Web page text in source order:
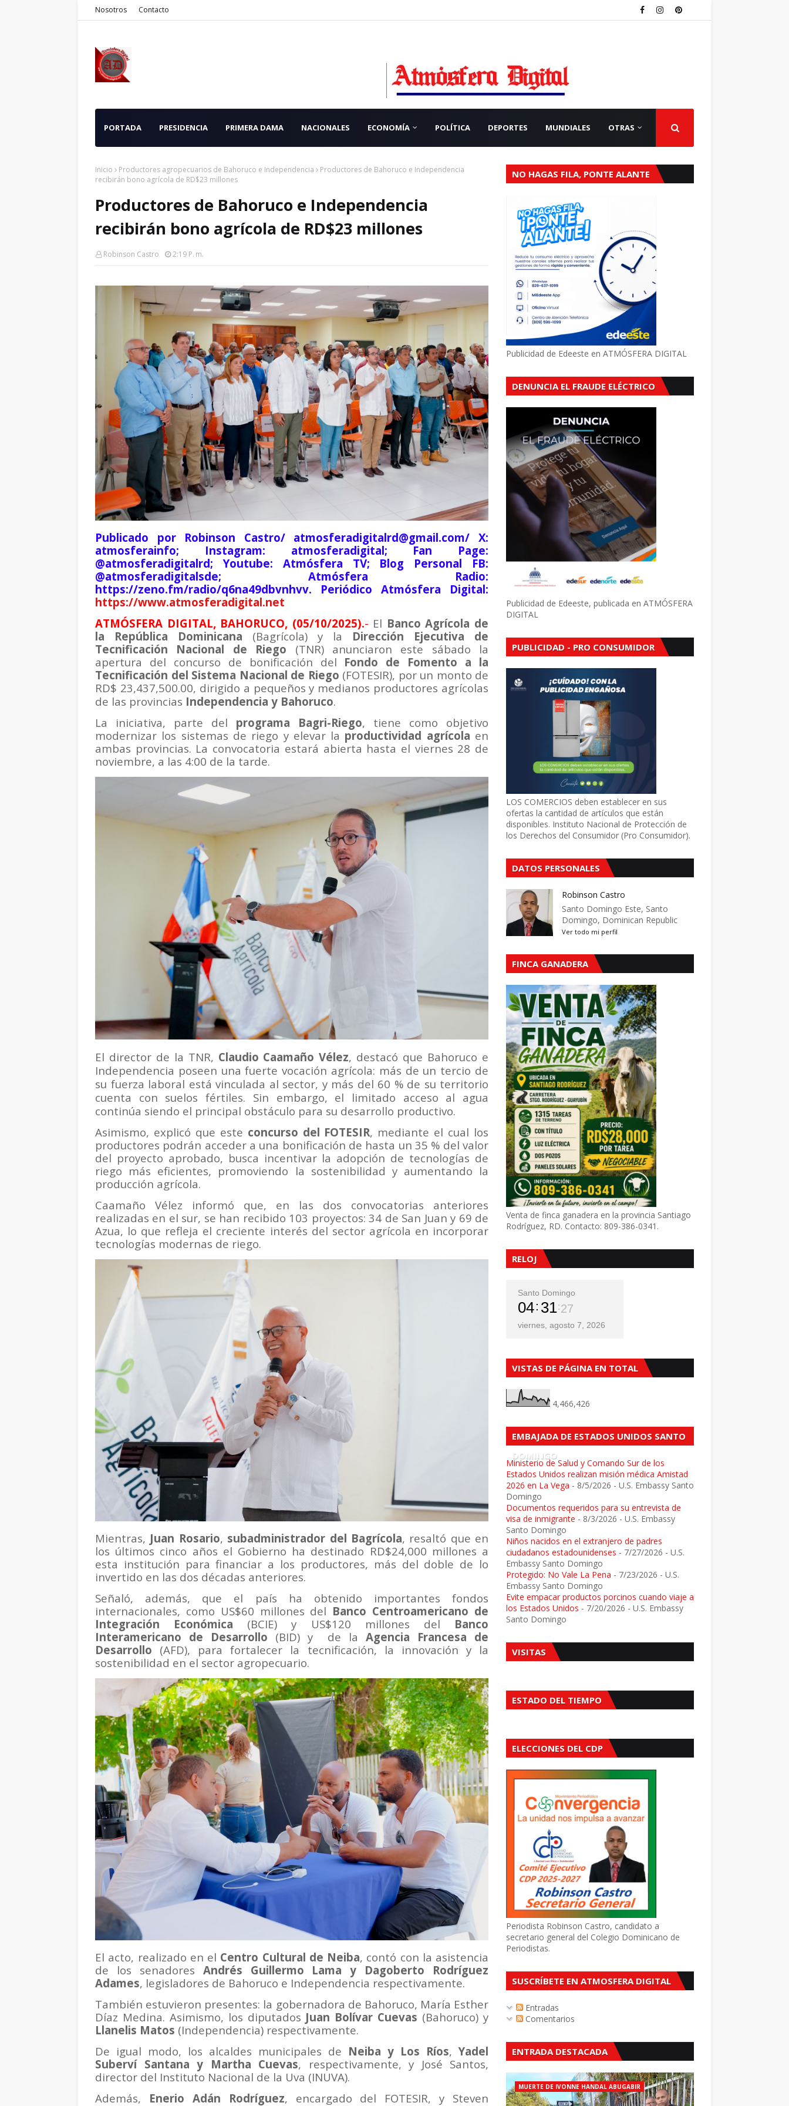
Nosotros Contacto
PORTADA PRESIDENCIA PRIMERA DAMA NACIONALES ECONOMÍA POLÍTICA DEPORTES MUNDIALES OTRAS
Inicio Productores agropecuarios de Bahoruco e Independencia
Productores de Bahoruco e Independencia
recibirán bono agrícola de RD$23 millones
Productores de Bahoruco e Independencia
recibirán bono agrícola de RD$23 millones
Robinson Castro 2:19 P. M.
Publicado por Robinson Castro/ atmosferadigitalrd@gmail.com/ X:
atmosferainfo; Instagram: atmosferadigital; Fan Page:
@atmosferadigitalrd; Youtube: Atmósfera TV; Blog Personal FB:
@atmosferadigitalsde; Atmósfera Radio:
https://zeno.fm/radio/q6na49dbvnhvv. Periódico Atmósfera Digital:
https://www.atmosferadigital.net
ATMÓSFERA DIGITAL, BAHORUCO, (05/10/2025).- El Banco Agrícola de
la República Dominicana (Bagrícola) y la Dirección Ejecutiva de
Tecnificación Nacional de Riego (TNR) anunciaron este sábado la
apertura del concurso de bonificación del Fondo de Fomento a la
Tecnificación del Sistema Nacional de Riego (FOTESIR), por un monto de
RD$ 23,437,500.00, dirigido a pequeños y medianos productores agrícolas
de las provincias Independencia y Bahoruco.
La iniciativa, parte del programa Bagri-Riego, tiene como objetivo
modernizar los sistemas de riego y elevar la productividad agrícola en
ambas provincias. La convocatoria estará abierta hasta el viernes 28 de
noviembre, a las 4:00 de la tarde.
El director de la TNR, Claudio Caamaño Vélez, destacó que Bahoruco e
Independencia poseen una fuerte vocación agrícola: más de un tercio de
su fuerza laboral está vinculada al sector, y más del 60 % de su territorio
cuenta con suelos fértiles. Sin embargo, el limitado acceso al agua
continúa siendo el principal obstáculo para su desarrollo productivo.
Asimismo, explicó que este concurso del FOTESIR, mediante el cual los
productores podrán acceder a una bonificación de hasta un 35 % del valor
del proyecto aprobado, busca incentivar la adopción de tecnologías de
riego más eficientes, promoviendo la sostenibilidad y aumentando la
producción agrícola.
Caamaño Vélez informó que, en las dos convocatorias anteriores
realizadas en el sur, se han recibido 103 proyectos: 34 de San Juan y 69 de
Azua, lo que refleja el creciente interés del sector agrícola en incorporar
tecnologías modernas de riego.
Mientras, Juan Rosario, subadministrador del Bagrícola, resaltó que en
los últimos cinco años el Gobierno ha destinado RD$24,000 millones a
esta institución para financiar a los productores, más del doble de lo
invertido en las dos décadas anteriores.
Señaló, además, que el país ha obtenido importantes fondos
internacionales, como US$60 millones del Banco Centroamericano de
Integración Económica (BCIE) y US$120 millones del Banco
Interamericano de Desarrollo (BID) y de laAgencia Francesa de
Desarrollo (AFD), para fortalecer la tecnificación, la innovación y la
sostenibilidad en el sector agropecuario.
El acto, realizado en el Centro Cultural de Neiba, contó con la asistencia
de los senadores Andrés Guillermo Lama y Dagoberto Rodríguez
Adames, legisladores de Bahoruco e Independencia respectivamente.
También estuvieron presentes: la gobernadora de Bahoruco, María Esther
Díaz Medina. Asimismo, los diputados Juan Bolívar Cuevas (Bahoruco) y
Llanelis Matos (Independencia) respectivamente.
De igual modo, los alcaldes municipales de Neiba y Los Ríos, Yadel
Suberví Santana y Martha Cuevas, respectivamente, y José Santos,
director del Instituto Nacional de la Uva (INUVA).
Además, Enerio Adán Rodríguez, encargado del FOTESIR, y Steven
NO HAGAS FILA, PONTE ALANTE
Publicidad de Edeeste en ATMÓSFERA DIGITAL
DENUNCIA EL FRAUDE ELÉCTRICO
Publicidad de Edeeste, publicada en ATMÓSFERA
DIGITAL
PUBLICIDAD - PRO CONSUMIDOR
LOS COMERCIOS deben establecer en sus
ofertas la cantidad de artículos que están
disponibles. Instituto Nacional de Protección de
los Derechos del Consumidor (Pro Consumidor).
DATOS PERSONALES
Robinson Castro
Santo Domingo Este, Santo
Domingo, Dominican Republic
Ver todo mi perfil
FINCA GANADERA
Venta de finca ganadera en la provincia Santiago
Rodríguez, RD. Contacto: 809-386-0341.
RELOJ
Santo Domingo
04 31 29
viernes, agosto 7, 2026
VISTAS DE PÁGINA EN TOTAL
4,466,426
EMBAJADA DE ESTADOS UNIDOS SANTO
DOMINGO
Ministerio de Salud y Comando Sur de los
Estados Unidos realizan misión médica Amistad
2026 en La Vega - 8/5/2026 - U.S. Embassy Santo
Domingo
Documentos requeridos para su entrevista de
visa de inmigrante - 8/3/2026 - U.S. Embassy
Santo Domingo
Niños nacidos en el extranjero de padres
ciudadanos estadounidenses - 7/27/2026 - U.S.
Embassy Santo Domingo
Protegido: No Vale La Pena - 7/23/2026 - U.S.
Embassy Santo Domingo
Evite empacar productos porcinos cuando viaje a
los Estados Unidos - 7/20/2026 - U.S. Embassy
Santo Domingo
VISITAS
ESTADO DEL TIEMPO
ELECCIONES DEL CDP
Periodista Robinson Castro, candidato a
secretario general del Colegio Dominicano de
Periodistas.
SUSCRÍBETE EN ATMOSFERA DIGITAL
Entradas
Comentarios
ENTRADA DESTACADA
MUERTE DE IVONNE HANDAL ABUGABIR